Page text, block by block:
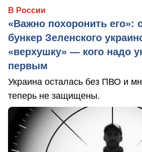
В России
«Важно похоронить его»:
бункер Зеленского
«верхушку» — кого надо
первым
Украина осталась без ПВО и
теперь не защищены.